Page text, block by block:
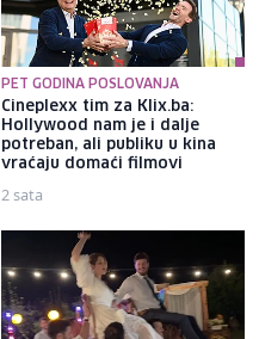
PET GODINA POSLOVANJA
Cineplexx tim za Klix.ba:
Hollywood nam je i dalje
potreban, ali publiku u kina
vraćaju domaći filmovi
2 sata